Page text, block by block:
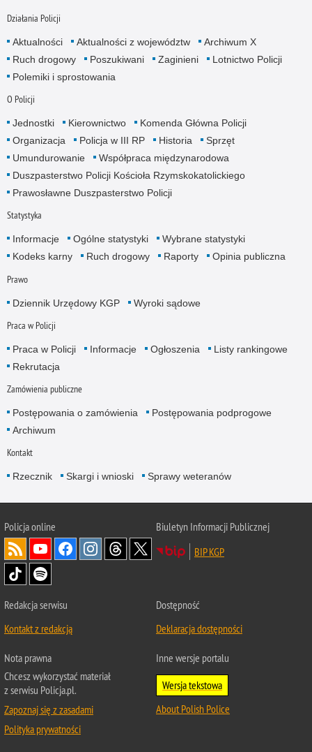
Działania Policji
Aktualności Aktualności z województw
Archiwum X
Ruch drogowy
Poszukiwani Zaginieni
Lotnictwo Policji
Polemiki i sprostowania
O Policji
Jednostki Kierownictwo
Komenda Główna Policji
Organizacja
Policja w III RP Historia
Sprzęt
Umundurowanie
Współpraca międzynarodowa
Duszpasterstwo Policji Kościoła Rzymskokatolickiego
Prawosławne Duszpasterstwo Policji
Statystyka
Informacje Ogólne statystyki
Wybrane statystyki
Kodeks karny
Ruch drogowy Raporty Opinia publiczna
Prawo
Dziennik Urzędowy KGP Wyroki sądowe
Praca w Policji
Praca w Policji Informacje Ogłoszenia
Listy rankingowe
Rekrutacja
Zamówienia publiczne
Postępowania o zamówienia
Postępowania podprogowe
Archiwum
Kontakt
Rzecznik Skargi i wnioski Sprawy weteranów
Policjaonline
Biuletyn Informacji Publicznej
BIP KGP
Redakcja serwisu
Kontakt z redakcją
Dostępność
Deklaracja dostępności
Nota prawna
Chcesz wykorzystać materiał
z serwisu Policja.pl.
Zapoznaj się z zasadami
Polityka prywatności
Inne wersje portalu
Wersja tekstowa
About Polish Police